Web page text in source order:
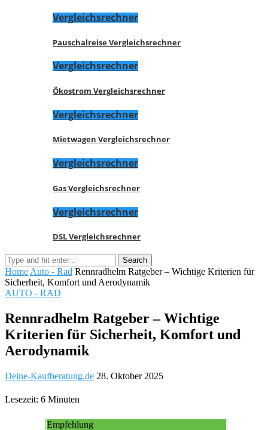
Vergleichsrechner
Pauschalreise Vergleichsrechner
Vergleichsrechner
Ökostrom Vergleichsrechner
Vergleichsrechner
Mietwagen Vergleichsrechner
Vergleichsrechner
Gas Vergleichsrechner
Vergleichsrechner
DSL Vergleichsrechner
Home Auto - Rad Rennradhelm Ratgeber – Wichtige Kriterien für
Sicherheit, Komfort und Aerodynamik
AUTO - RAD
Rennradhelm Ratgeber – Wichtige
Kriterien für Sicherheit, Komfort und
Aerodynamik
Deine-Kaufberatung.de 28. Oktober 2025
Lesezeit: 6 Minuten
Empfehlung